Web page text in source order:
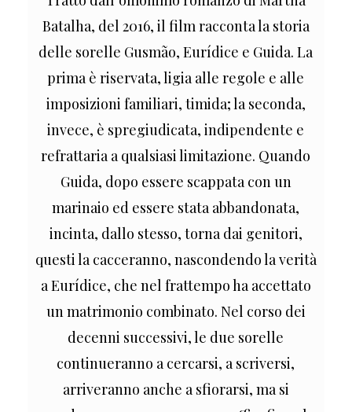
Batalha, del 2016, il film racconta la storia
delle sorelle Gusmão, Eurídice e Guida. La
prima è riservata, ligia alle regole e alle
imposizioni familiari, timida; la seconda,
invece, è spregiudicata, indipendente e
refrattaria a qualsiasi limitazione. Quando
Guida, dopo essere scappata con un
marinaio ed essere stata abbandonata,
incinta, dallo stesso, torna dai genitori,
questi la cacceranno, nascondendo la verità
a Eurídice, che nel frattempo ha accettato
un matrimonio combinato. Nel corso dei
decenni successivi, le due sorelle
continueranno a cercarsi, a scriversi,
arriveranno anche a sfiorarsi, ma si